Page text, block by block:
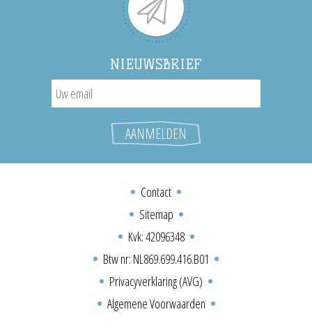
NIEUWSBRIEF
Contact
Sitemap
Kvk: 42096348
Btw nr: NL869.699.416.B01
Privacyverklaring (AVG)
Algemene Voorwaarden